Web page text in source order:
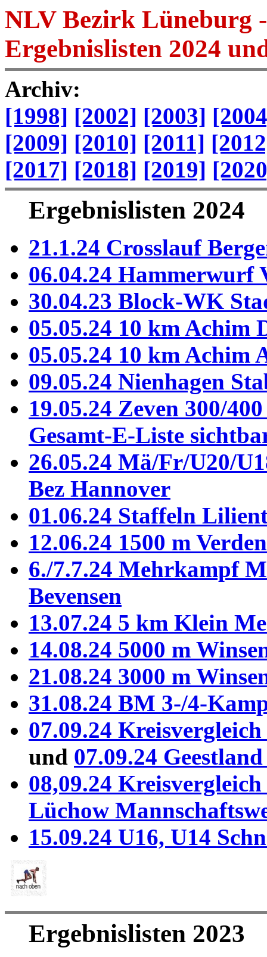
NLV Bezirk Lüneburg
Ergebnislisten 2024
Archiv:
[1998] [2002] [2003]
[2009] [2010] [2011]
[2017] [2018] [2019]
Ergebnislisten 2024
21.1.24 Crosslauf
06.04.24 Hammerwurf
30.04.23 Block-WK
05.05.24 10 km Achim
05.05.24 10 km Achim
09.05.24 Nienhagen
19.05.24 Zeven 300/
Gesamt-E-Liste
26.05.24 Mä/Fr/U20/
Bez Hannover
01.06.24 Staffeln
12.06.24 1500 m Verden
6./7.7.24 Mehrkampf
Bevensen
13.07.24 5 km Klein
14.08.24 5000 m
21.08.24 3000 m
31.08.24 BM 3-/4-
07.09.24
und 07.09.24
08,09.24
Lüchow
15.09.24 U16, U14
Ergebnislisten 2023